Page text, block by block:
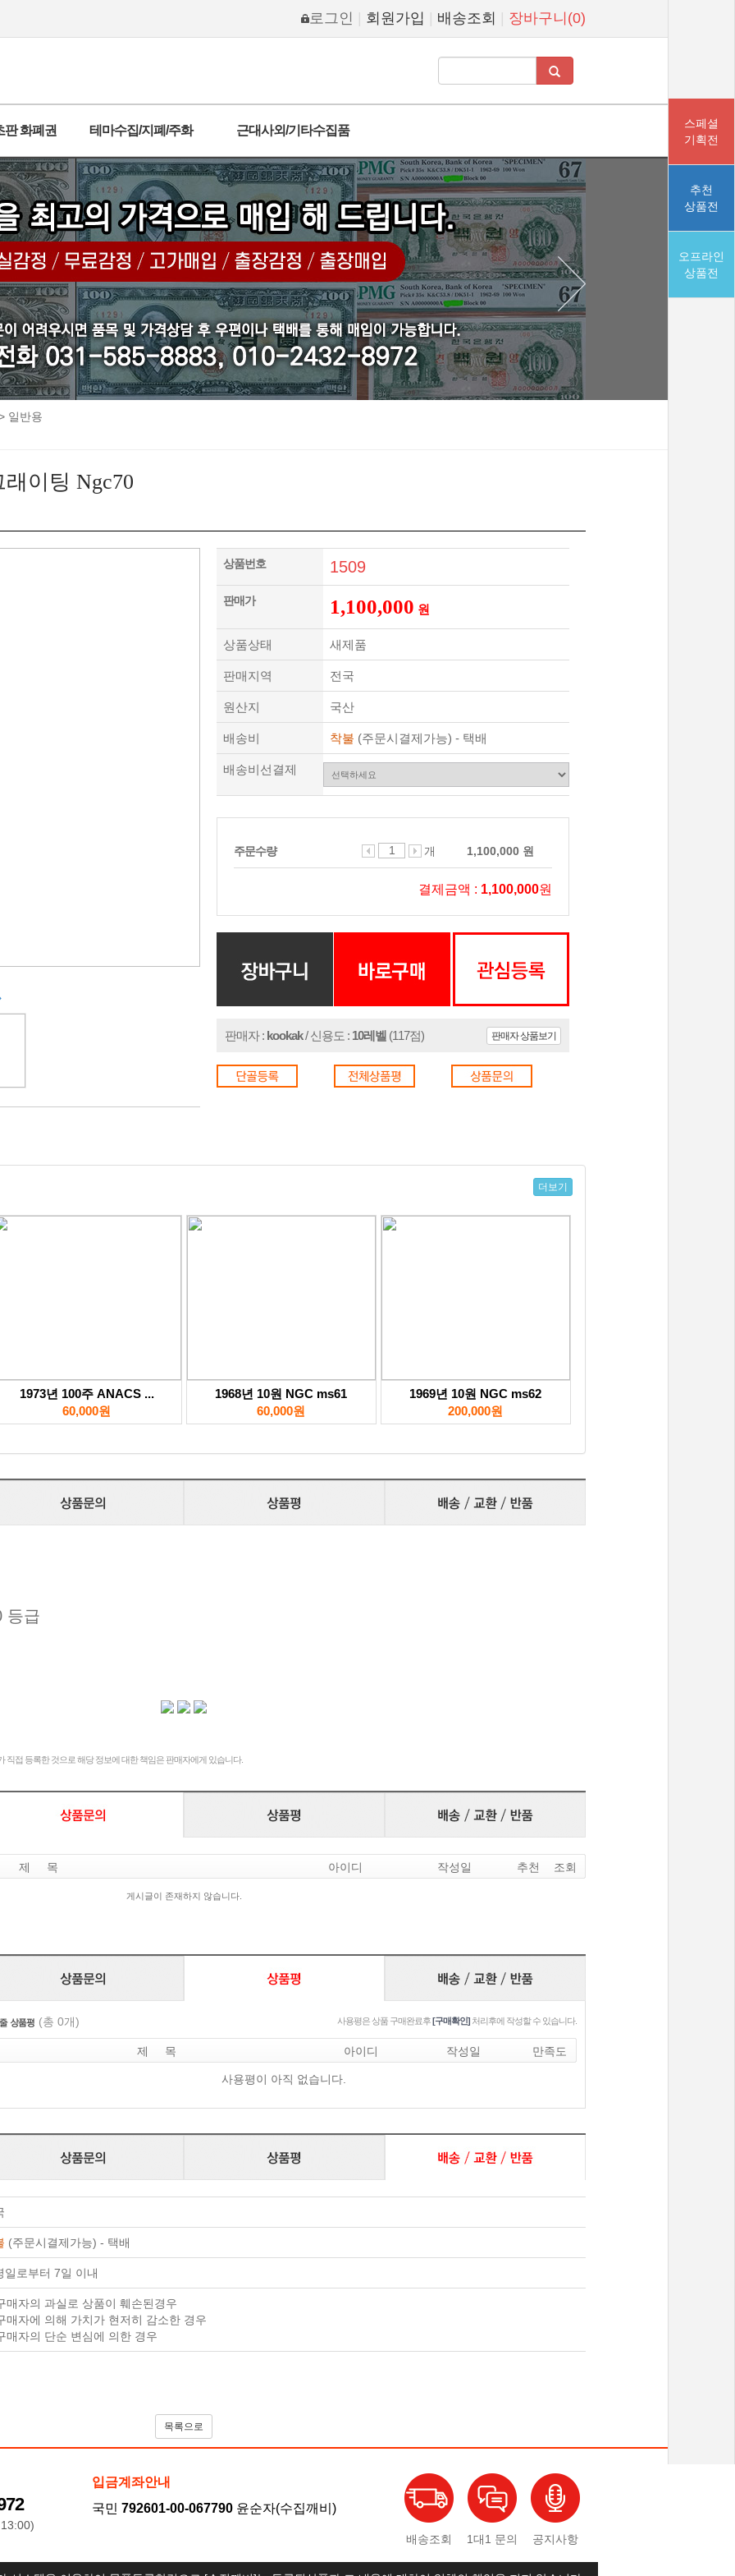
스페셜
기획전
추천
상품전
오프라인
상품전
로그인 회원가입 배송조회 장바구니(0)
판 화폐권 테마수집/지폐/주화 근대사외/기타수집품
일반용
이팅 Ngc70
상품번호 1509
판매가 1,100,000 원
상품상태 새제품
판매지역 전국
원산지 국산
배송비 착불 (주문시결제가능) - 택배
배송비선결제
주문수량 개 1,100,000 원
결제금액 : 1,100,000원
판매자 상품보기
판매자 : kookak/ 신용도 : 10레벨 (117점)
더보기
1973년 100주 ANACS ...
60,000원
1968년 10원 NGC ms61
60,000원
1969년 10원 NGC ms62
200,000원
등급
접 등록한 것으로 해당 정보에 대한 책임은 판매자에게 있습니다.
제 목 아이디 작성일 추천 조회
게시글이 존재하지 않습니다.
(총 0개) 사용평은 상품 구매완료후[구매확인] 처리후에 작성할 수 있습니다.
제 목 아이디 작성일 만족도
사용평이 아직 없습니다.
(주문시결제가능) - 택배
일로부터 7일 이내
매자의 과실로 상품이 훼손된경우
매자에 의해 가치가 현저히 감소한 경우
매자의 단순 변심에 의한 경우
목록으로
입금계좌안내
국민 792601-00-067790 윤순자(수집깨비)
배송조회 1대1 문의 공지사항